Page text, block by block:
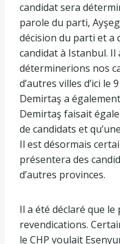
candidat sera
parole du parti,
décision du parti et a
candidat à Istanbul. Il
déterminerions nos
d’autres villes d’ici le
Demirtaş a
Demirtaş faisait
de candidats et
Il est désormais
présentera des
d’autres provinces.
Il a été déclaré que
revendications.
le CHP voulait